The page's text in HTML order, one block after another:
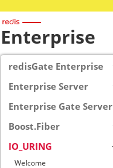
Enterprise
redisGate Enterprise
Enterprise Server
Enterprise Gate Server
Boost.Fiber
IO_URING
Welcome